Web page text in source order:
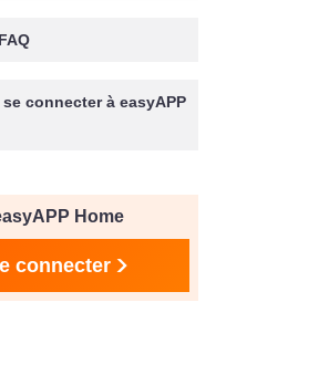
connecter à easyAPP
Home
connecter